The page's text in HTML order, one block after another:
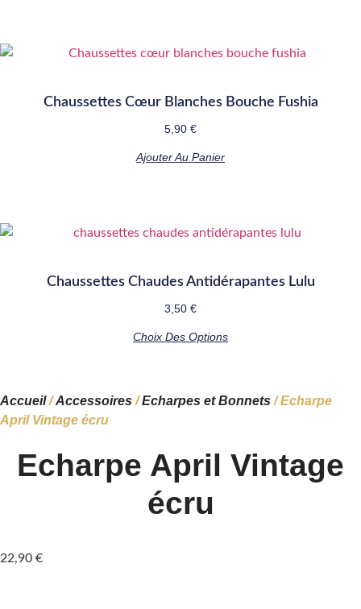
Chaussettes Cœur Blanches Bouche Fushia
5,90 €
Ajouter Au Panier
Chaussettes Chaudes Antidérapantes Lulu
3,50 €
Choix Des Options
variations.
peuvent
Accueil/Accessoires /Echarpes et Bonnets / Echarpe
April Vintage écru
Echarpe April Vintage
écru
22,90 €